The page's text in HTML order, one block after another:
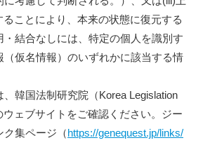
ことにより、本来の状態に復元する
・結合なしには、特定の個人を識別す
（仮名情報）のいずれかに該当する情
韓国法制研究院（Korea Legislation
ウェブサイトをご確認ください。ジー
ク集ページ（https://genequest.jp/links/